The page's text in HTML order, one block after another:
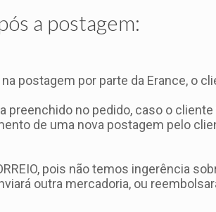
a postagem:
postagem por parte da Erance, o
preenchido no pedido, caso o
de uma nova postagem pelo
pois não temos ingerência
outra mercadoria, ou